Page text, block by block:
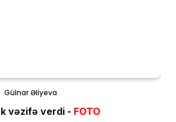
Gülnar Əliyeva
vəzifə verdi - FOTO